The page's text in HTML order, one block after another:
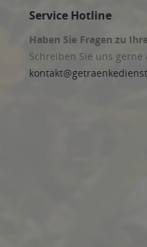
Service Hotline
Haben Sie Fragen zu
Schreiben Sie uns gerne